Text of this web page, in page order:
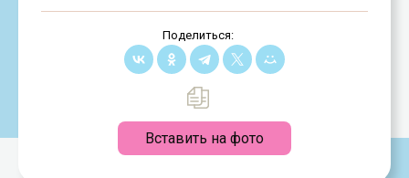
Поделиться:
Вставить на фото